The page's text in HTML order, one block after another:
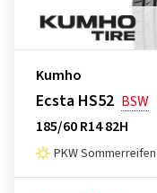
Kumho
Ecsta HS52 BSW
185/60 R14 82H
PKW Sommerreifen